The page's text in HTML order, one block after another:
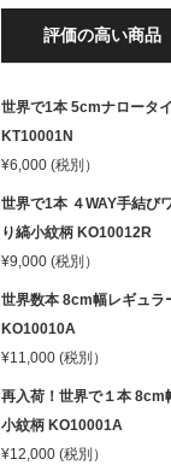
評価の高い商品
世界で1本 5cmナロータ
KT10001N
¥6,000 (税別）
世界で1本 ４WAY手結び
り縞小紋柄 KO10012R
¥9,000 (税別）
世界数本 8cm幅レギュラ
KO10010A
¥11,000 (税別）
再入荷！世界で１本 8cm
小紋柄 KO10001A
¥12,000 (税別）